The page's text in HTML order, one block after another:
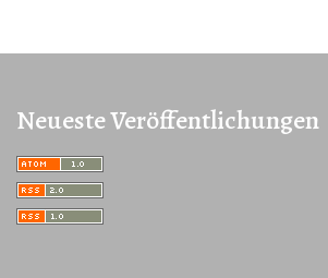
Neueste Veröffentlichungen